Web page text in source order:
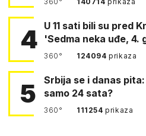
4 U 11 sati bili su pred Kninom. Gotovina:
'Sedma neka uđe, 4.
360° 124094prikaza
5
Srbija se i danas
samo 24 sata?
360° 111254prikaza